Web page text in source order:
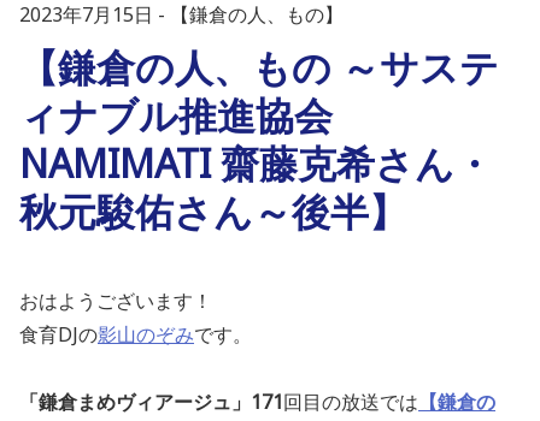
2023年7月15日 【鎌倉の人、もの】
【鎌倉の人、もの ～サステ
ィナブル推進協会
NAMIMATI 齋藤克希さん・
秋元駿佑さん～後半】
おはようございます！
食育DJの影山のぞみです。
「鎌倉まめヴィアージュ」171回目の放送では 【鎌倉の